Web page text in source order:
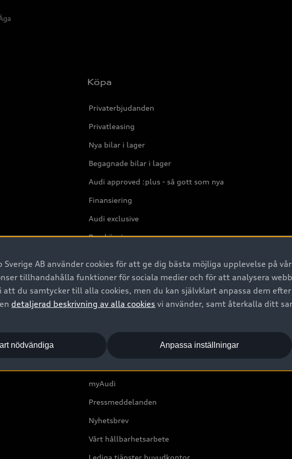
Köpa
Privaterbjudanden
Privatleasing
Nya bilar i lager
Begagnade bilar i lager
Audi approved :plus - så gott som nya
Finansiering
Audi exclusive
Provkörning
Om Audi Sverige
Boka Service online
myAudi
Pressmeddelanden
Nyhetsbrev
Vårt hållbarhetsarbete
Lediga tjänster huvudkontor
Sverige AB använder cookies för att ge dig bästa möjliga upplevelse på
tillhandahålla funktioner för sociala medier och för att analysera
att du samtycker till alla cookies, men du kan självklart anpassa dem
detaljerad beskrivning av alla cookies vi använder, samt återkalla ditt
nödvändiga Anpassa inställningar